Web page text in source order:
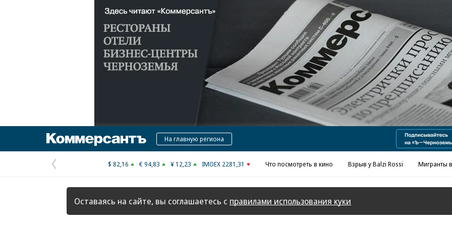
Реклама в «Ъ» www.kommersant.ru/ad
КоммерсантъНа главную региона
Предыдущая
страница
$ 82,16 € 94,83 ¥ 12,23 IMOEX 2281,31 Что посмотреть в кино Взрыв у Balzi Rossi Мигранты
Оставаясь на сайте, вы соглашаетесь с правилами использования куки